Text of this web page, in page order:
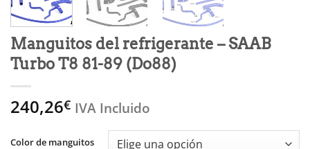
Manguitos del refrigerante – SAAB
Turbo T8 81-89 (Do88)
240,26€ IVA Incluido
Color de manguitos